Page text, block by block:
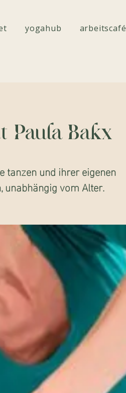
yogahub arbeitscafé
Paula Bakx
tanzen und ihrer eigenen
unabhängig vom Alter.